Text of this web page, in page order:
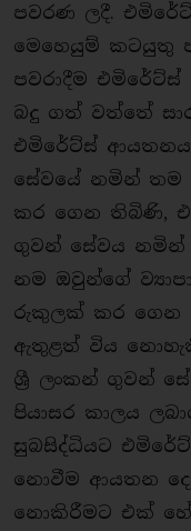
පවරණ ලදී.
මෙහෙයුම් කටයුතු
පවරාදීම
බදු ගත් වත්තේ
එමිරේට්ස්
සේවයේ නමින් තම
කර ගෙන තිබිණි,
ගුවන් සේවය නමින්
නම ඔවුන්ගේ
රුකුලක් කර ගෙන
ඇතුළත් විය
ශ්‍රී ලංකන් ගුවන්
පියාසර කාලය
සුබසිද්ධියට
නොවීම ආයතන
නොකිරීමට එක්